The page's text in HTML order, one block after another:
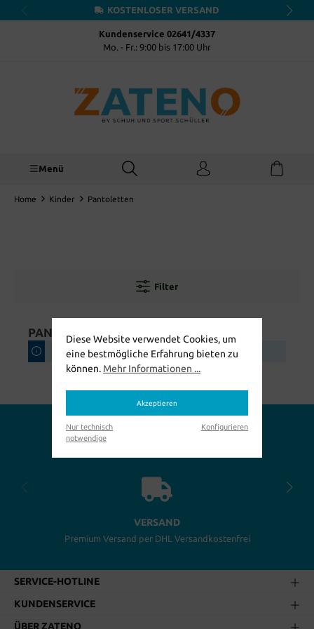
KOSTENLOSER VERSAND
Kundenservice 02641/4337
Mo. - Fr.: 9:00 bis 17:00 Uhr
Menü
Home Kinder Pantoletten
Filter
PANTOLETTEN
Keine Produkte gefunden.
Warum bei uns einkaufen?
VERSAND
Premium Versand per DHL Versandkostenfrei
SERVICE-HOTLINE
KUNDENSERVICE
ÜBER ZATENO
Diese Website verwendet Cookies, um
eine bestmögliche Erfahrung bieten zu
können. Mehr Informationen ...
Akzeptieren
Nur technisch
notwendige
Konfigurieren